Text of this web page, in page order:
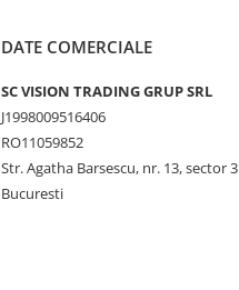
DATE COMERCIALE
SC VISION TRADING GRUP SRL
J1998009516406
RO11059852
Str. Agatha Barsescu, nr. 13, sector 3
Bucuresti